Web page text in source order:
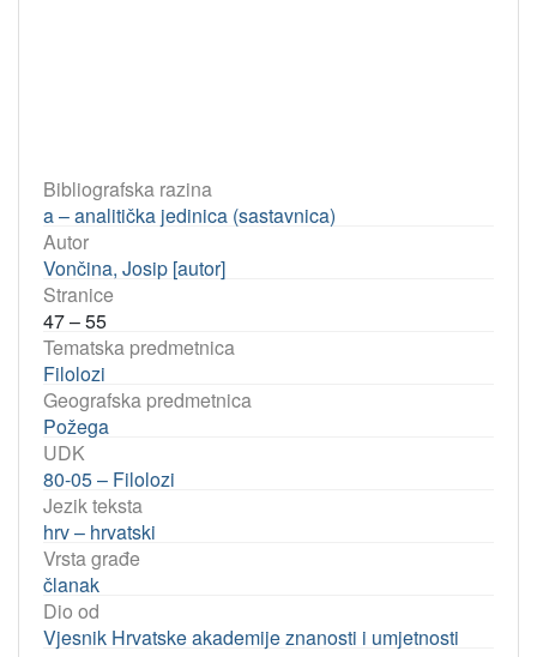
Bibliografska razina
a – analitička jedinica (sastavnica)
Autor
Vončina, Josip [autor]
Stranice
47 – 55
Tematska predmetnica
Filolozi
Geografska predmetnica
Požega
UDK
80-05 – Filolozi
Jezik teksta
hrv – hrvatski
Vrsta građe
članak
Dio od
Vjesnik Hrvatske akademije znanosti i umjetnosti